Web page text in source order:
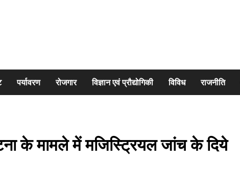
पर्यावरण रोजगार विज्ञान एवं प्रौद्योगिकी विविध राजनीति
के मामले में मजिस्ट्रियल जांच के दिये